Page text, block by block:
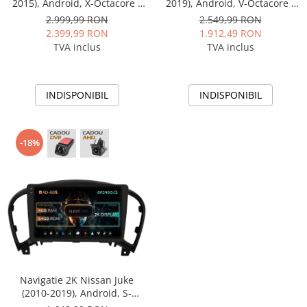
2015), Android, X-Octacore /
8GB RAM + 256GB ROM, 9.5
Inch - AD-BGX9008+AD-
BGRKIT168
2.999,99 RON
2.399,99 RON
TVA inclus
INDISPONIBIL
2019), Android, V-Octacore /
4GB RAM + 64GB ROM, 9.5
Inch - AD-BGV9004+AD-
BGRKIT168
2.549,99 RON
1.912,49 RON
TVA inclus
INDISPONIBIL
-18%
Navigatie 2K Nissan Juke
(2010-2019), Android, S-